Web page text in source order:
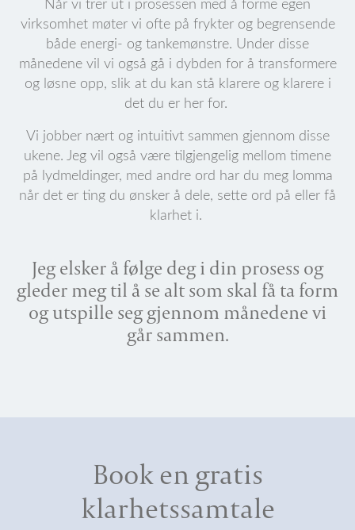
virksomhet møter vi ofte på frykter og begrensende
både energi- og tankemønstre. Under disse
månedene vil vi også gå i dybden for å transformere
og løsne opp, slik at du kan stå klarere og klarere i
det du er her for.
Vi jobber nært og intuitivt sammen gjennom disse
ukene. Jeg vil også være tilgjengelig mellom timene
på lydmeldinger, med andre ord har du meg lomma
når det er ting du ønsker å dele, sette ord på eller få
klarhet i.
Jeg elsker å følge deg i din prosess og
gleder meg til å se alt som skal få ta form
og utspille seg gjennom månedene vi
går sammen.
Book en gratis
klarhetssamtale